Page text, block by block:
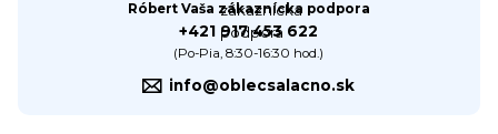
Róbert Vaša zákaznícka podpora
+421 917 453 622
(Po-Pia, 8:30-16:30 hod.)
info@oblecsalacno.sk